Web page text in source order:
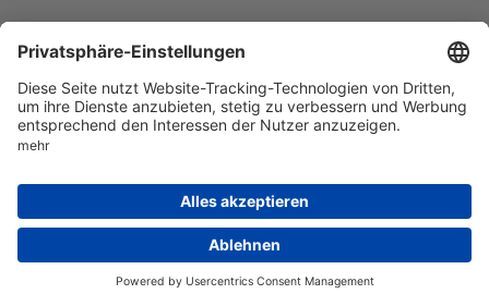
© 1998-2026by GSC Research GmbH
Datenschutz